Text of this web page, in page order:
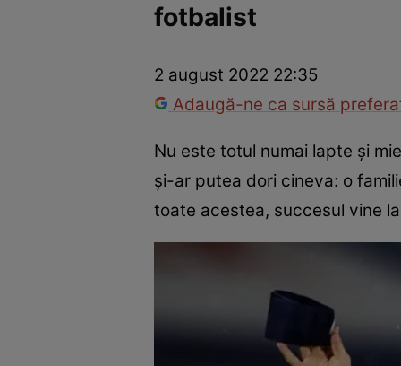
fotbalist
2 august 2022 22:35
Adaugă-ne ca sursă
Nu este totul numai lapte și
și-ar putea dori cineva: o
toate acestea, succesul vine